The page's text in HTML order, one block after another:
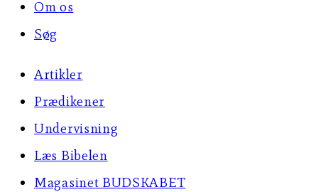
Om os
Søg
Artikler
Prædikener
Undervisning
Læs Bibelen
Magasinet BUDSKABET